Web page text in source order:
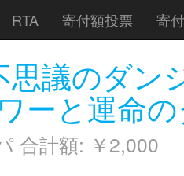
RTA 寄付額投票 寄
思議のダン
ーと運命
合計額: ￥2,000